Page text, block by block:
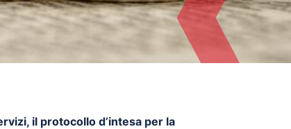
il protocollo d’intesa per la